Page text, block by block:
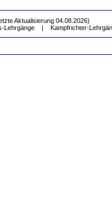
Aktualisierung 04.08.2026)
Lehrgänge | Kampfrichter-